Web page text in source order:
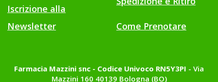
Iscrizione alla
Newsletter
Come Prenotare
Farmacia Mazzini snc - Codice Univoco RN5Y3PI - Via
Mazzini 160 40139 Bologna (BO)